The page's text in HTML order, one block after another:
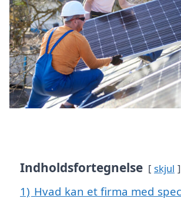
Indholdsfortegnelse skjul
1) Hvad kan et firma med